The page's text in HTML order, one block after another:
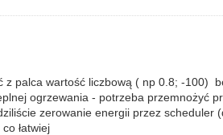
z palca wartość liczbową ( np 0.8; -
ogrzewania - potrzeba przemnożyć
zerowanie energii przez
łatwiej